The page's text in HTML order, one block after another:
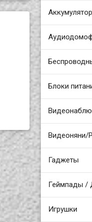
Блоки
Видеоняни/
Гаджеты
Геймпады /
Игрушки